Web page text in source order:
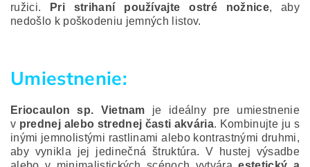
ružici.
Pri strihaní používajte ostré nožnice, aby
nedošlo k poškodeniu jemných listov.
Umiestnenie:
Eriocaulon sp. Vietnam je ideálny pre umiestnenie
v prednej alebo strednej časti akvária. Kombinujte ju s
inými jemnolistými rastlinami alebo kontrastnými druhmi,
aby vynikla jej jedinečná štruktúra. V hustej výsadbe